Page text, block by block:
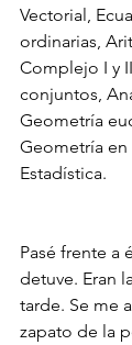
Vectorial,
ordinarias,
Complejo I y
conjuntos,
Geometría
Geometría
Estadística.
Pasé frente a
detuve. Eran
tarde. Se me
zapato de la